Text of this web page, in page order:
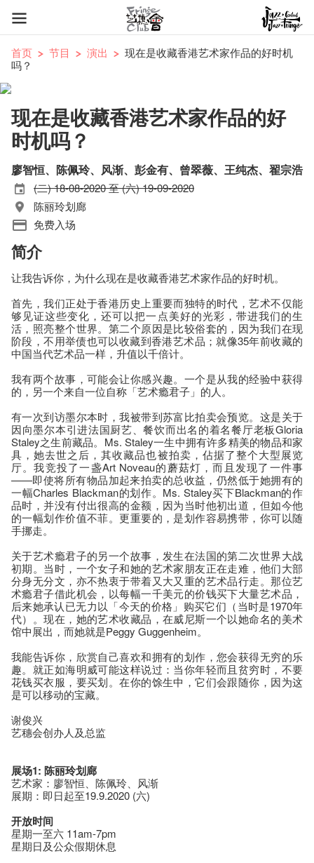
首页 节目 演出
现在是收藏香港艺术家作品的好时机
吗？
现在是收藏香港艺术家作品的好
时机吗？
廖智恒、陈佩玲、风渐、彭金有、曾翠薇、王纯杰、翟宗浩
(二) 18-08-2020 至 (六) 19-09-2020
陈丽玲划廊
免费入场
简介
让我告诉你，为什么现在是收藏香港艺术家作品的好时机。
首先，我们正处于香港历史上重要而独特的时代，艺术不仅能
够见证这些变化，还可以把一点美好的光彩，带进我们的生
活，照亮整个世界。第二个原因是比较俗套的，因为我们在现
阶段，不用举债也可以收藏到香港艺术品；就像35年前收藏的
中国当代艺术品一样，升值以千倍计。
我有两个故事，可能会让你感兴趣。一个是从我的经验中获得
的，另一个来自一位自称「艺术瘾君子」的人。
有一次到访墨尔本时，我被带到苏富比拍卖会预览。这是关于
因向墨尔本引进法国厨艺、餐饮而出名的着名餐厅老板Gloria
Staley之生前藏品。Ms. Staley一生中拥有许多精美的物品和家
具，她去世之后，其收藏品也被拍卖，佔据了整个大型展览
厅。我竞投了一盏Art Noveau的蘑菇灯，而且发现了一件事
——即使将所有物品加起来拍卖的总收益，仍然低于她拥有的
一幅Charles Blackman的划作。Ms. Staley买下Blackman的作
品时，并没有付出很高的金额，因为当时他初出道，但如今他
的一幅划作价值不菲。更重要的，是划作容易携带，你可以随
手挪走。
关于艺术瘾君子的另一个故事，发生在法国的第二次世界大战
初期。当时，一个女子和她的艺术家朋友正在走难，他们大部
分身无分文，亦不热衷于带着又大又重的艺术品行走。那位艺
术瘾君子借此机会，以每幅一千美元的价钱买下大量艺术品，
后来她承认已无力以「今天的价格」购买它们（当时是1970年
代）。现在，她的艺术收藏品，在威尼斯一个以她命名的美术
馆中展出，而她就是Peggy Guggenheim。
我能告诉你，欣赏自己喜欢和拥有的划作，您会获得无穷的乐
趣。就正如海明威可能这样说过：当你年轻而且贫穷时，不要
花钱买衣服，要买划。在你的馀生中，它们会跟随你，因为这
是可以移动的宝藏。
谢俊兴
艺穗会创办人及总监
展场1: 陈丽玲划廊
艺术家：廖智恒、陈佩玲、风渐
展期：即日起至19.9.2020 (六)
开放时间
星期一至六 11am-7pm
星期日及公众假期休息